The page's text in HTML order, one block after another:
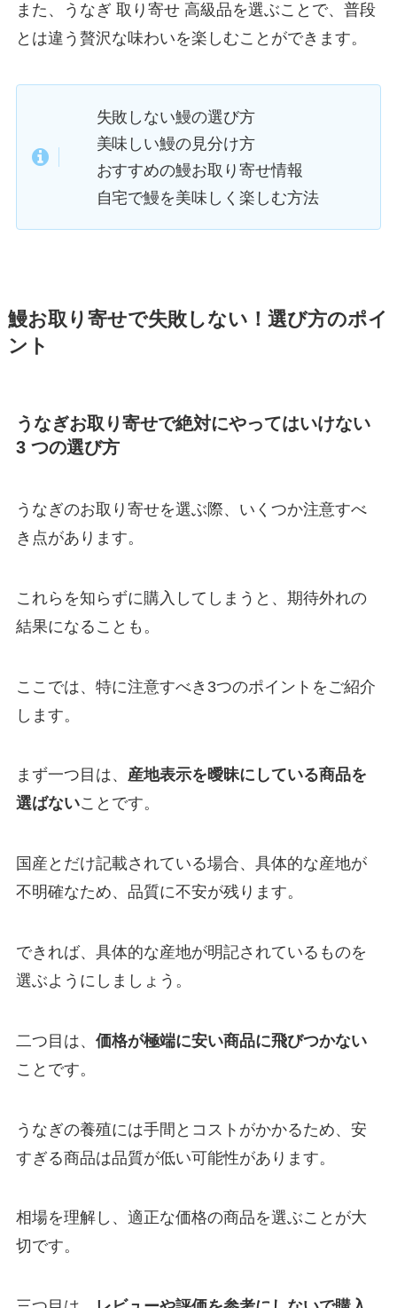
また、うなぎ 取り寄せ 高級品を選ぶことで、普段
とは違う贅沢な味わいを楽しむことができます。
失敗しない鰻の選び方
美味しい鰻の見分け方
おすすめの鰻お取り寄せ情報
自宅で鰻を美味しく楽しむ方法
鰻お取り寄せで失敗しない！選び方のポイ
ント
うなぎお取り寄せで絶対にやってはいけない
3 つの選び方
うなぎのお取り寄せを選ぶ際、いくつか注意すべ
き点があります。
これらを知らずに購入してしまうと、期待外れの
結果になることも。
ここでは、特に注意すべき3つのポイントをご紹介
します。
まず一つ目は、 産地表示を曖昧にしている商品を
選ばないことです。
国産とだけ記載されている場合、具体的な産地が
不明確なため、品質に不安が残ります。
できれば、具体的な産地が明記されているものを
選ぶようにしましょう。
二つ目は、 価格が極端に安い商品に飛びつかない
ことです。
うなぎの養殖には手間とコストがかかるため、安
すぎる商品は品質が低い可能性があります。
相場を理解し、適正な価格の商品を選ぶことが大
切です。